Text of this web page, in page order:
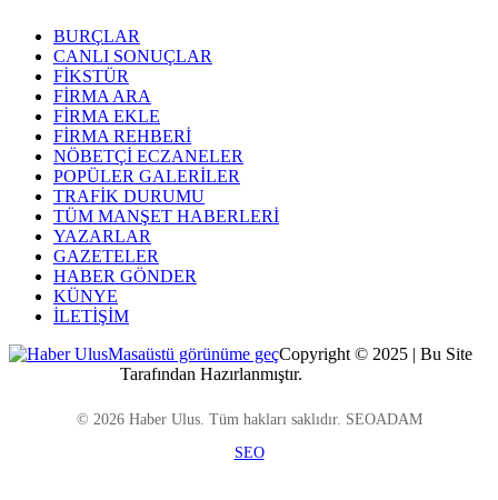
BURÇLAR
CANLI SONUÇLAR
FİKSTÜR
FİRMA ARA
FİRMA EKLE
FİRMA REHBERİ
NÖBETÇİ ECZANELER
POPÜLER GALERİLER
TRAFİK DURUMU
TÜM MANŞET HABERLERİ
YAZARLAR
GAZETELER
HABER GÖNDER
KÜNYE
İLETİŞİM
Masaüstü görünüme geçCopyright © 2025 | Bu Site
Tarafından Hazırlanmıştır.
© 2026 Haber Ulus. Tüm hakları saklıdır. SEOADAM
SEO